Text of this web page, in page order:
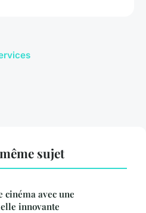
sujet
cinéma avec une
innovante